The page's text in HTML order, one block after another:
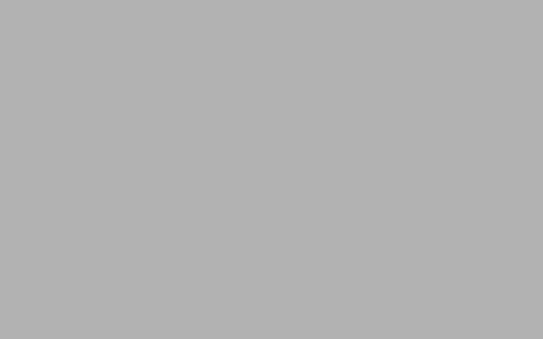
μέσω του προγράμματος περιήγησης εγκαθίστανται στον
όσον το επιλέξετε, απομνημονεύοντας τις προτιμήσεις
μπορεί να επηρεάσει την εμπειρία της περιήγησής
ορισθούν από εμάς ή /και από τρίτους παρόχους, των
ενδέχεται να μην λειτουργούν σωστά.